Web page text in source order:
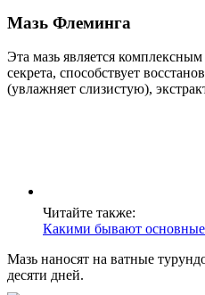
Мазь Флеминга
Эта мазь является
секрета, способствует
(увлажняет слизистую),
Читайте также:
Какими бывают основные
Мазь наносят на ватные
десяти дней.